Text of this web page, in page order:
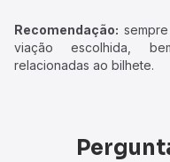
Recomendação:
viação escolhida,
relacionadas ao bilhete.